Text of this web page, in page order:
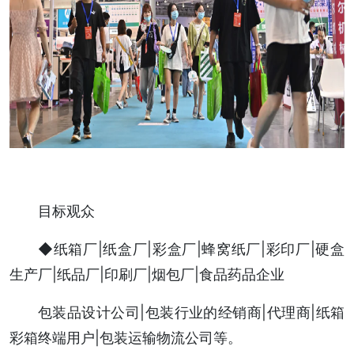
目标观众
◆纸箱厂|纸盒厂|彩盒厂|蜂窝纸厂|彩印厂|硬盒
生产厂|纸品厂|印刷厂|烟包厂|食品药品企业
包装品设计公司|包装行业的经销商|代理商|纸箱
彩箱终端用户|包装运输物流公司等。